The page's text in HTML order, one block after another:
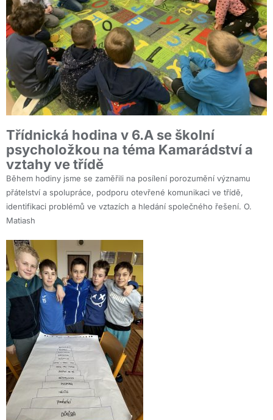
Třídnická hodina v 6.A se školní
psycholožkou na téma Kamarádství a
vztahy ve třídě
Během hodiny jsme se zaměřili na posílení porozumění významu
přátelství a spolupráce, podporu otevřené komunikaci ve třídě,
identifikaci problémů ve vztazích a hledání společného řešení. O.
Matiash